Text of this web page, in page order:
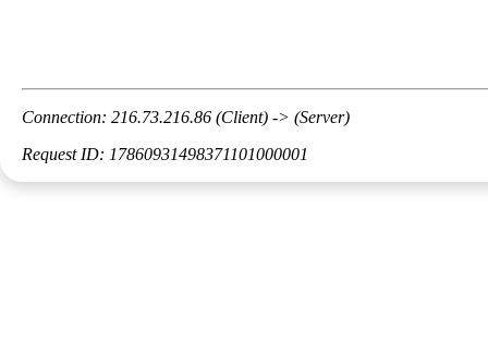
Connection: 216.73.216.86 (Client) -> (Server)
Request ID: 17860931498371101000001